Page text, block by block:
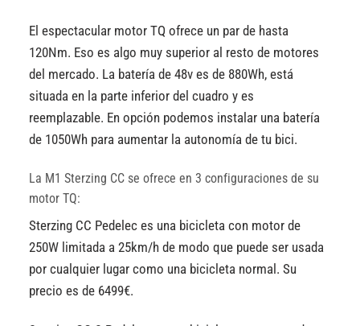
El espectacular motor TQ ofrece un par de hasta
120Nm. Eso es algo muy superior al resto de motores
del mercado. La batería de 48v es de 880Wh, está
situada en la parte inferior del cuadro y es
reemplazable. En opción podemos instalar una batería
de 1050Wh para aumentar la autonomía de tu bici.
La M1 Sterzing CC se ofrece en 3 configuraciones de su
motor TQ:
Sterzing CC Pedelec es una bicicleta con motor de
250W limitada a 25km/h de modo que puede ser usada
por cualquier lugar como una bicicleta normal. Su
precio es de 6499€.